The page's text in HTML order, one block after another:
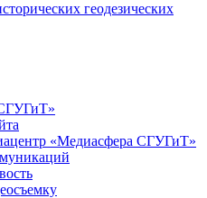
геодезических
«Медиасфера СГУГиТ»